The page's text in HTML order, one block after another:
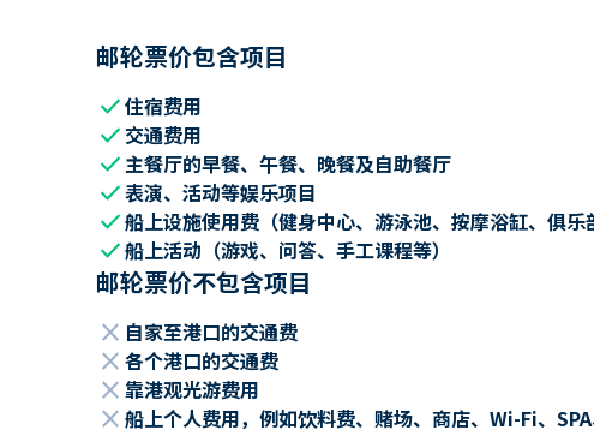
邮轮票价包含项目
check住宿费用
check 交通费用
check主餐厅的早餐、午餐、晚餐及自助餐厅
check表演、活动等娱乐项目
check船上设施使用费（健身中心、游泳池、按摩浴缸、俱乐
check船上活动（游戏、问答、手工课程等）
邮轮票价不包含项目
close 自家至港口的交通费
close 各个港口的交通费
close 靠港观光游费用
close 船上个人费用，例如饮料费、赌场、商店、Wi-Fi、